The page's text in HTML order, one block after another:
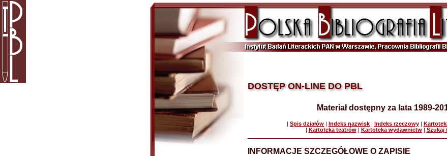
DOSTĘP ON-LINE DO PBL
Materiał dostępny za lata 1989-
| Spis działów | Indeks nazwisk | Indeks rzeczowy |
| Kartoteka teatrów| Kartoteka wydawnictw| Szukaj
INFORMACJE SZCZEGÓŁOWE O ZAPISIE